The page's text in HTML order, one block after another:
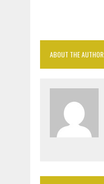
ABOUT THE AUTHOR